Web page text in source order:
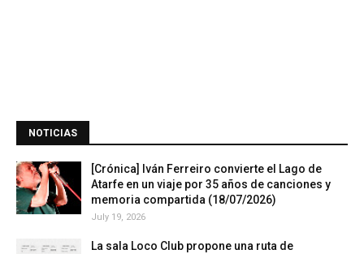
NOTICIAS
[Crónica] Iván Ferreiro convierte el Lago de
Atarfe en un viaje por 35 años de canciones y
memoria compartida (18/07/2026)
July 19, 2026
La sala Loco Club propone una ruta de